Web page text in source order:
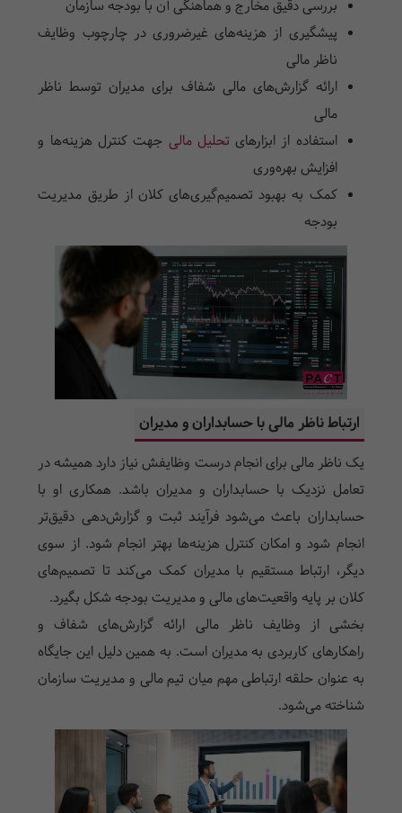
بررسی دقیق مخارج و هماهنگی آن با بودجه سازمان
پیشگیری از هزینه‌های غیرضروری در چارچوب وظایف
ناظر مالی
ارائه گزارش‌های مالی شفاف برای مدیران توسط ناظر
مالی
استفاده از ابزارهای تحلیل مالی جهت کنترل هزینه‌ها و
افزایش بهره‌وری
کمک به بهبود تصمیم‌گیری‌های کلان از طریق مدیریت
بودجه
ارتباط ناظر مالی با حسابداران و مدیران
یک ناظر مالی برای انجام درست وظایفش نیاز دارد همیشه در
تعامل نزدیک با حسابداران و مدیران باشد. همکاری او با
حسابداران باعث می‌شود فرآیند ثبت و گزارش‌دهی دقیق‌تر
انجام شود و امکان کنترل هزینه‌ها بهتر انجام شود. از سوی
دیگر، ارتباط مستقیم با مدیران کمک می‌کند تا تصمیم‌های
کلان بر پایه واقعیت‌های مالی و مدیریت بودجه شکل بگیرد.
بخشی از وظایف ناظر مالی ارائه گزارش‌های شفاف و
راهکارهای کاربردی به مدیران است. به همین دلیل این جایگاه
به عنوان حلقه ارتباطی مهم میان تیم مالی و مدیریت سازمان
شناخته می‌شود.